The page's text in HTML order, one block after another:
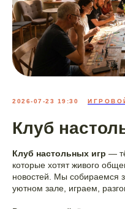
2026-07-23 19:30
Клуб
Клуб настольных игр —
которые хотят живого
новостей. Мы собираемся
уютном зале, играем,